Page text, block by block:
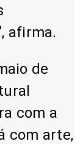
afirma.
de
com a
com arte,